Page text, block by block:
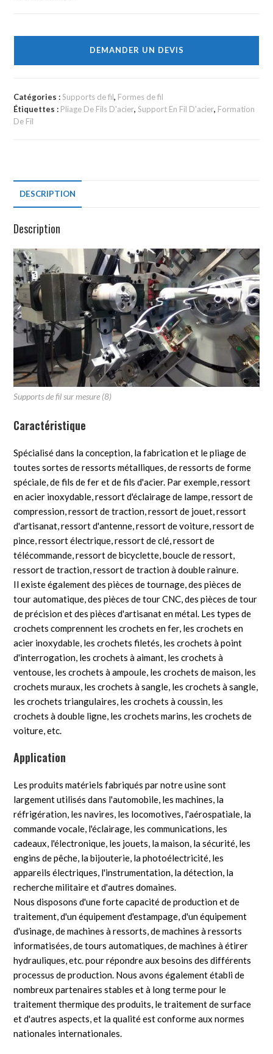
DEMANDER UN DEVIS
Catégories :Supports de fil, Formes de fil
Étiquettes : Pliage De Fils D'acier,Support En Fil D'acier, Formation
De Fil
DESCRIPTION
Description
Supports de fil sur mesure (8)
Caractéristique
Spécialisé dans la conception, la fabrication et le pliage de
toutes sortes de ressorts métalliques, de ressorts de forme
spéciale, de fils de fer et de fils d'acier. Par exemple, ressort
en acier inoxydable, ressort d'éclairage de lampe, ressort de
compression, ressort de traction, ressort de jouet, ressort
d'artisanat, ressort d'antenne, ressort de voiture, ressort de
pince, ressort électrique, ressort de clé, ressort de
télécommande, ressort de bicyclette, boucle de ressort,
ressort de traction, ressort de traction à double rainure.
Il existe également des pièces de tournage, des pièces de
tour automatique, des pièces de tour CNC, des pièces de tour
de précision et des pièces d'artisanat en métal. Les types de
crochets comprennent les crochets en fer, les crochets en
acier inoxydable, les crochets filetés, les crochets à point
d'interrogation, les crochets à aimant, les crochets à
ventouse, les crochets à ampoule, les crochets de maison, les
crochets muraux, les crochets à sangle, les crochets à sangle,
les crochets triangulaires, les crochets à coussin, les
crochets à double ligne, les crochets marins, les crochets de
voiture, etc.
Application
Les produits matériels fabriqués par notre usine sont
largement utilisés dans l'automobile, les machines, la
réfrigération, les navires, les locomotives, l'aérospatiale, la
commande vocale, l'éclairage, les communications, les
cadeaux, l'électronique, les jouets, la maison, la sécurité, les
engins de pêche, la bijouterie, la photoélectricité, les
appareils électriques, l'instrumentation, la détection, la
recherche militaire et d'autres domaines.
Nous disposons d'une forte capacité de production et de
traitement, d'un équipement d'estampage, d'un équipement
d'usinage, de machines à ressorts, de machines à ressorts
informatisées, de tours automatiques, de machines à étirer
hydrauliques, etc. pour répondre aux besoins des différents
processus de production. Nous avons également établi de
nombreux partenaires stables et à long terme pour le
traitement thermique des produits, le traitement de surface
et d'autres aspects, et la qualité est conforme aux normes
nationales internationales.